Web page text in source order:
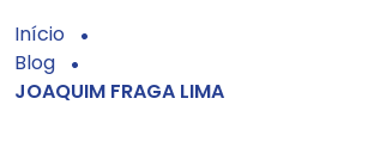
Início
Blog
JOAQUIM FRAGA LIMA